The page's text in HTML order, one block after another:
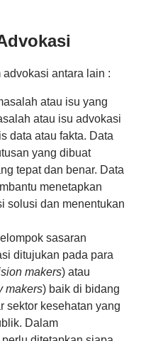
antara lain :
atau isu yang
atau isu advokasi
data atau fakta. Data
yang dibuat
tepat dan benar. Data
menetapkan
solusi dan menentukan
sasaran
ditujukan pada para
makers) atau
makers) baik di bidang
sektor kesehatan yang
Dalam